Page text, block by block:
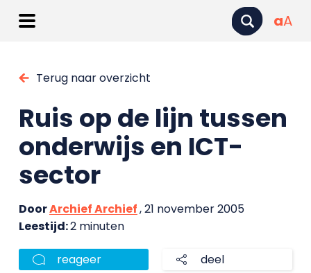
aA
Terug naar overzicht
Ruis op de lijn tussen
onderwijs en ICT-
sector
DoorArchief Archief, 21 november 2005
Leestijd:2 minuten
reageer deel